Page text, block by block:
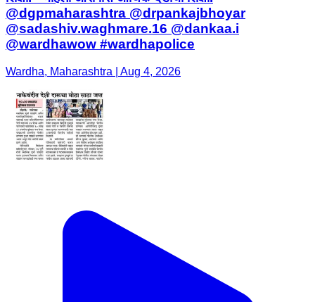
@dgpmaharashtra @drpankajbhoyar
@sadashiv.waghmare.16 @dankaa.i
@wardhawow #wardhapolice
Wardha, Maharashtra | Aug 4, 2026